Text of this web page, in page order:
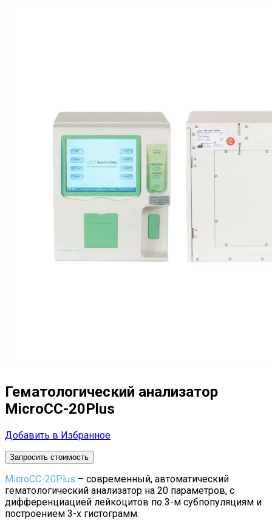
Гематологический анализатор
MicroCC-20Plus
Добавить в Избранное
Запросить стоимость
MicroCC-20Plus – современный, автоматический
гематологический анализатор на 20 параметров, с
дифференциацией лейкоцитов по 3-м субпопуляциям и
построением 3-х гистограмм.